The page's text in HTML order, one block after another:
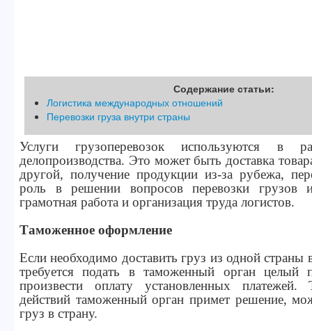
Содержание статьи:
Логистика международных отношений
Перевозки груза внутри страны
Услуги грузоперевозок используются в
делопроизводства. Это может быть доставка
другой, получение продукции из-за рубежа,
роль в решении вопросов перевозки грузов
грамотная работа и организация труда логистов.
Таможенное оформление
Если необходимо доставить груз из одной страны
требуется подать в таможенный орган целый
произвести оплату установленных
действий таможенный орган примет решение,
груз в страну.